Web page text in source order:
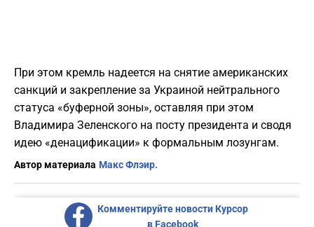
При этом кремль надеется на снятие американских
санкций и закрепление за Украиной нейтрального
статуса «буферной зоны», оставляя при этом
Владимира Зеленского на посту президента и сводя
идею «денацификации» к формальным лозунгам.
Автор материала Макс Флэир.
Комментируйте новости Курсор
в Facebook